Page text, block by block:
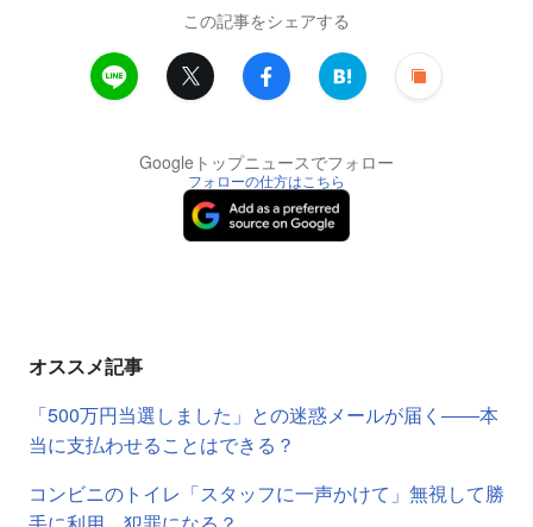
この記事をシェアする
Googleトップニュースでフォロー
フォローの仕方はこちら
オススメ記事
「500万円当選しました」との迷惑メールが届く――本
当に支払わせることはできる？
コンビニのトイレ「スタッフに一声かけて」無視して勝